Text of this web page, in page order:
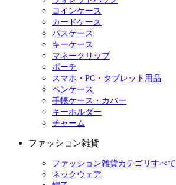
コインケース
カードケース
パスケース
キーケース
マネークリップ
ポーチ
スマホ・PC・タブレット用品
ペンケース
手帳ケース・カバー
キーホルダー
チャーム
ファッション雑貨
ファッション雑貨カテゴリすべて
ネックウェア